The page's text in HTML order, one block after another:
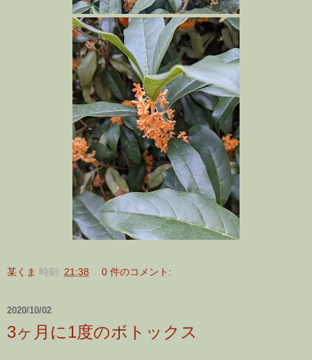
某くま 時刻: 21:38 0 件のコメント:
2020/10/02
3ヶ月に1度のボトックス